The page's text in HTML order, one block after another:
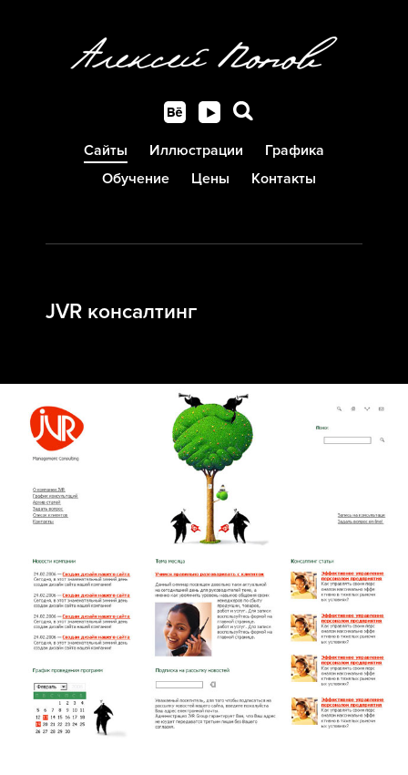
Сайты Иллюстрации
Графика
Обучение
Цены Контакты
JVR консалтинг